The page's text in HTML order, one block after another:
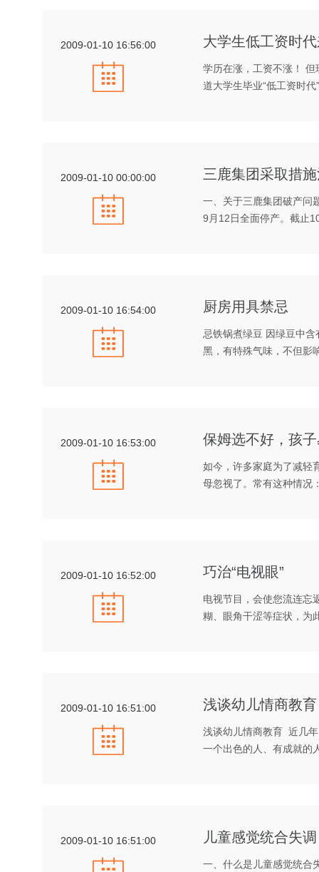
2009-01-10 16:56:00 大学生低工资时
学历在涨，工资不涨！
道大学生毕业“低工资时
2009-01-10 00:00:00 三鹿集团采取措
一、关于三鹿集团破产
9月12日全面停产。截止
2009-01-10 16:54:00 厨房用具禁忌
忌铁锅煮绿豆 因绿豆中
黑，有特殊气味，不但
2009-01-10 16:53:00 保姆选不好，孩
如今，许多家庭为了减轻
母忽视了。常有这种情况
2009-01-10 16:52:00 巧治“电视眼”
电视节目，会使您流连忘
糊、眼角干涩等症状，
2009-01-10 16:51:00 浅谈幼儿情商教育
浅谈幼儿情商教育 近几
一个出色的人、有成就的
2009-01-10 16:51:00 儿童感觉统合失调
一、什么是儿童感觉统合